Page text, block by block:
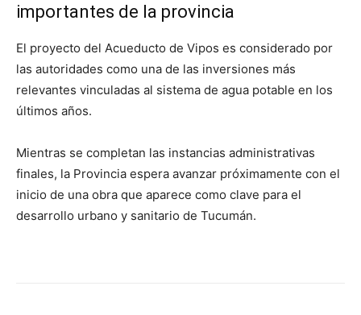
importantes de la provincia
El proyecto del Acueducto de Vipos es considerado por
las autoridades como una de las inversiones más
relevantes vinculadas al sistema de agua potable en los
últimos años.
Mientras se completan las instancias administrativas
finales, la Provincia espera avanzar próximamente con el
inicio de una obra que aparece como clave para el
desarrollo urbano y sanitario de Tucumán.